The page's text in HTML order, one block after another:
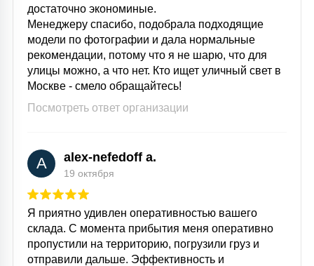
достаточно экономиные.
Менеджеру спасибо, подобрала подходящие
модели по фотографии и дала нормальные
рекомендации, потому что я не шарю, что для
улицы можно, а что нет. Кто ищет уличный свет в
Москве - смело обращайтесь!
Посмотреть ответ организации
A alex-nefedoff a.
19 октября
Я приятно удивлен оперативностью вашего
склада. С момента прибытия меня оперативно
пропустили на территорию, погрузили груз и
отправили дальше. Эффективность и